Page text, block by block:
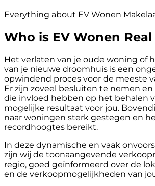
Everything about EV Wonen
Who is EV Wonen Real
Het verlaten van je oude woning of
van je nieuwe droomhuis is een
opwindend proces voor de meeste
Er zijn zoveel besluiten te nemen
die invloed hebben op het behalen
mogelijke resultaat voor jou.
naar woningen sterk gestegen en
recordhoogtes bereikt.
In deze dynamische en vaak
zijn wij de toonaangevende
regio, goed geïnformeerd over de
en de verkoopmogelijkheden van